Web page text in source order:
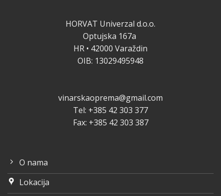
HORVAT Univerzal d.o.o.
Optujska 167a
HR • 42000 Varaždin
OIB: 13029495948
vinarskaoprema@gmail.com
Tel: +385 42 303 377
Fax: +385 42 303 387
O nama
Lokacija